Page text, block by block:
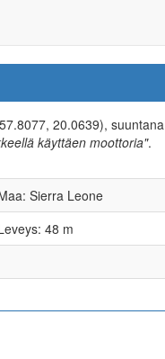
20.0639), suuntana
käyttäen moottoria".
Sierra Leone
48 m